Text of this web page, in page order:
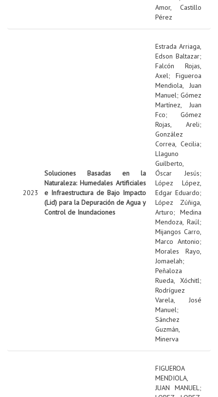
Amor, Castillo
Pérez
2023
Soluciones Basadas en la
Naturaleza: Humedales Artificiales
e Infraestructura de Bajo Impacto
(Lid) para la Depuración de Agua y
Control de Inundaciones
Estrada Arriaga,
Edson Baltazar;
Falcón Rojas,
Axel; Figueroa
Mendiola, Juan
Manuel; Gómez
Martínez, Juan
Fco; Gómez
Rojas, Areli;
González
Correa, Cecilia;
Llaguno
Guilberto,
Óscar Jesús;
López López,
Edgar Eduardo;
López Zúñiga,
Arturo; Medina
Mendoza, Raúl;
Mijangos Carro,
Marco Antonio;
Morales Rayo,
Jomaelah;
Peñaloza
Rueda, Xóchitl;
Rodríguez
Varela, José
Manuel;
Sánchez
Guzmán,
Minerva
FIGUEROA
MENDIOLA,
JUAN MANUEL;